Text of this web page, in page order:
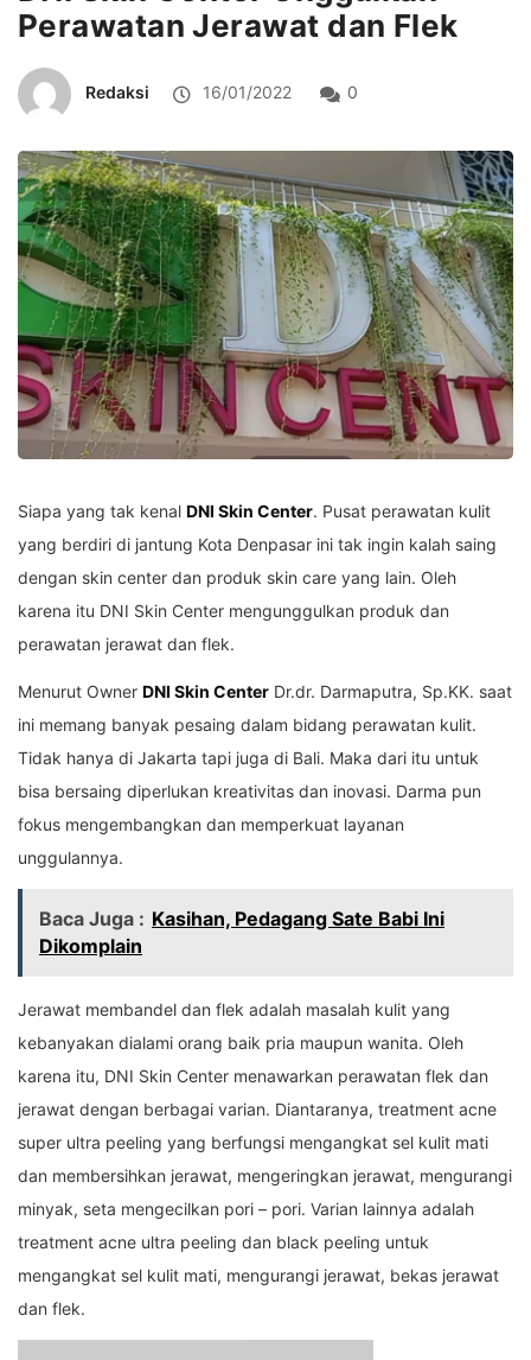
Perawatan Jerawat dan Flek
Redaksi 16/01/2022 0
Siapa yang tak kenal DNI Skin Center. Pusat perawatan kulit
yang berdiri di jantung Kota Denpasar ini tak ingin kalah saing
dengan skin center dan produk skin care yang lain. Oleh
karena itu DNI Skin Center mengunggulkan produk dan
perawatan jerawat dan flek.
Menurut Owner DNI Skin Center Dr.dr. Darmaputra, Sp.KK. saat
ini memang banyak pesaing dalam bidang perawatan kulit.
Tidak hanya di Jakarta tapi juga di Bali. Maka dari itu untuk
bisa bersaing diperlukan kreativitas dan inovasi. Darma pun
fokus mengembangkan dan memperkuat layanan
unggulannya.
Baca Juga : Kasihan, Pedagang Sate Babi Ini
Dikomplain
Jerawat membandel dan flek adalah masalah kulit yang
kebanyakan dialami orang baik pria maupun wanita. Oleh
karena itu, DNI Skin Center menawarkan perawatan flek dan
jerawat dengan berbagai varian. Diantaranya, treatment acne
super ultra peeling yang berfungsi mengangkat sel kulit mati
dan membersihkan jerawat, mengeringkan jerawat, mengurangi
minyak, seta mengecilkan pori – pori. Varian lainnya adalah
treatment acne ultra peeling dan black peeling untuk
mengangkat sel kulit mati, mengurangi jerawat, bekas jerawat
dan flek.